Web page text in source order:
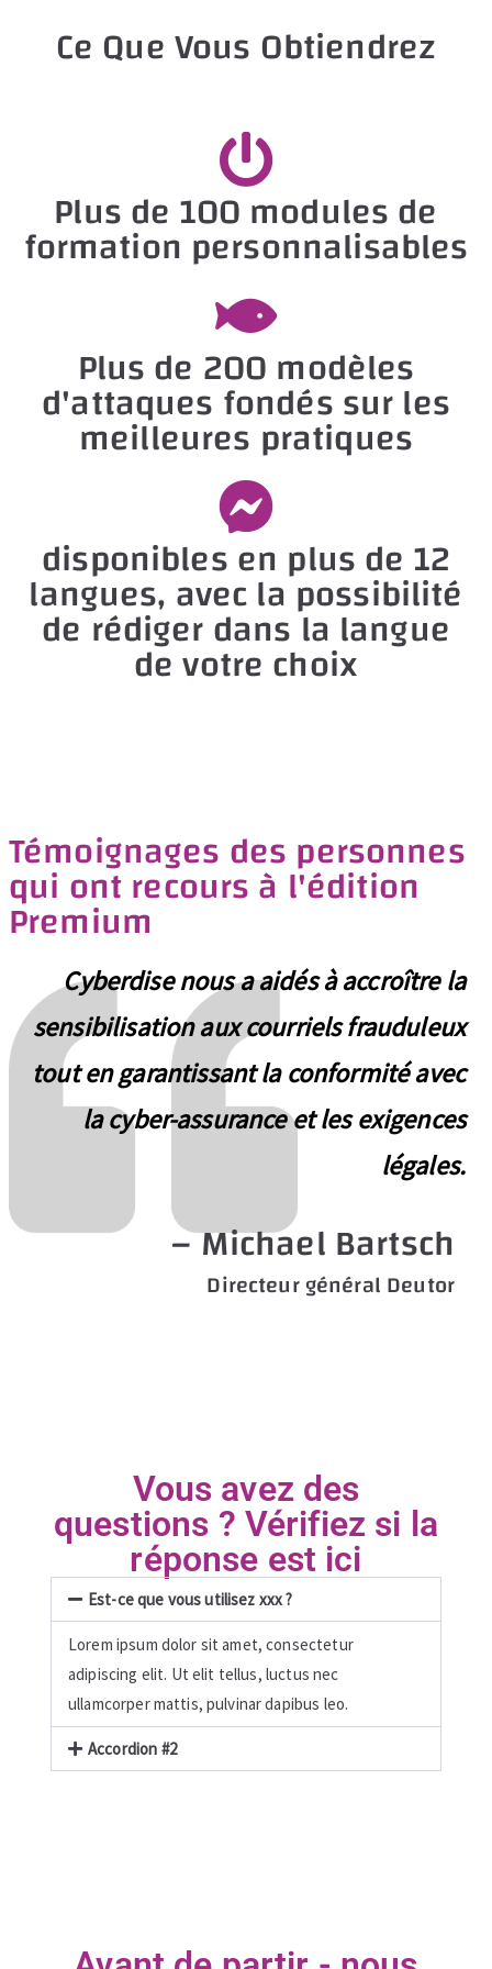
e
i
s
d
y
.
Ce Que Vous Obtiendrez
Plus de 100 modules de
formation personnalisables
Plus de 200 modèles
d'attaques fondés sur les
meilleures pratiques
disponibles en plus de 12
langues, avec la possibilité
de rédiger dans la langue
de votre choix
Témoignages des personnes
qui ont recours à l'édition
Premium
Cyberdise nous a aidés à accroître la
sensibilisation aux courriels frauduleux
tout en garantissant la conformité avec
la cyber-assurance et les exigences
légales.
– Michael Bartsch
Directeur général Deutor
Vous avez des
questions ? Vérifiez si la
réponse est ici
Est-ce que vous utilisez xxx ?
Lorem ipsum dolor sit amet, consectetur
adipiscing elit. Ut elit tellus, luctus nec
ullamcorper mattis, pulvinar dapibus leo.
Accordion #2